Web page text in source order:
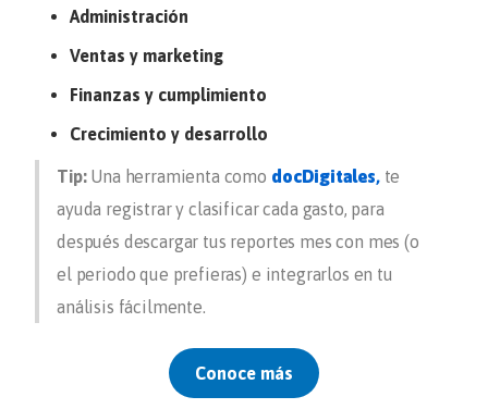
Administración
Ventas y marketing
Finanzas y cumplimiento
Crecimiento y desarrollo
Tip: Una herramienta como docDigitales, te
ayuda registrar y clasificar cada gasto, para
después descargar tus reportes mes con mes (o
el periodo que prefieras) e integrarlos en tu
análisis fácilmente.
Conoce más